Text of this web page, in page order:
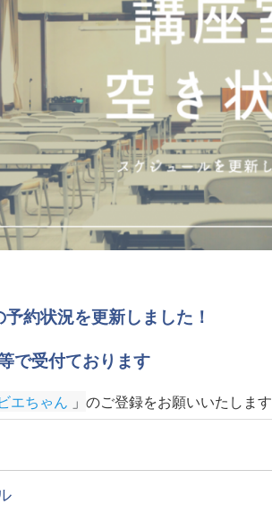
約状況を更新しました！
で受付ております
エちゃん 」 のご登録をお願いいたします